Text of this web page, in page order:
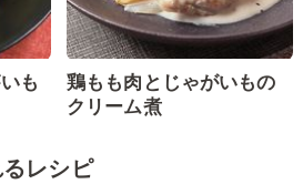
も
鶏もも肉とじゃがいもの
クリーム煮
レシピ